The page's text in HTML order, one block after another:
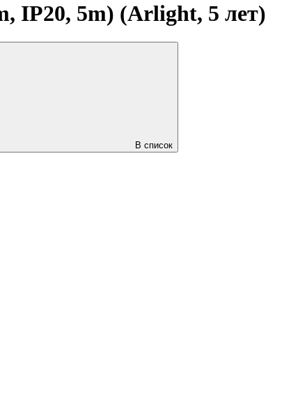
IP20, 5m) (Arlight, 5 лет)
В список